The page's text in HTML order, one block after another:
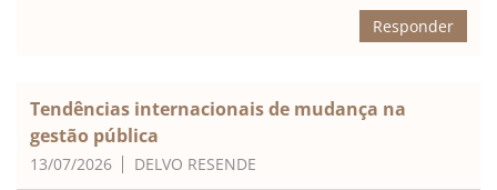
Responder
Tendências internacionais de mudança na
gestão pública
13/07/2026 DELVO RESENDE